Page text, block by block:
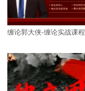
缠论郭大侠-缠论实战课程